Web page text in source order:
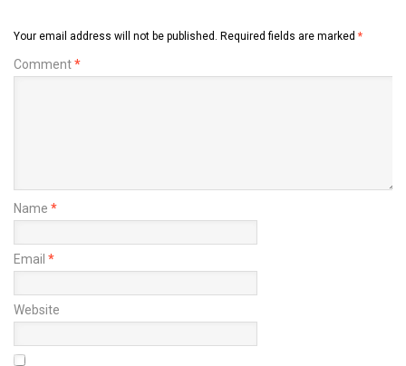
Your email address will not be published. Required fields are marked *
Comment*
Name *
Email *
Website